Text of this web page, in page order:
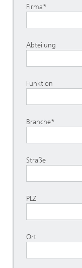
Firma*
Abteilung
Funktion
Branche*
Straße
PLZ
Ort